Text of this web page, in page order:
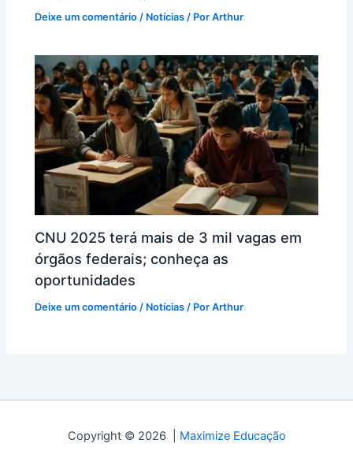
Deixe um comentário / Notícias / PorArthur
CNU 2025 terá mais de 3 mil vagas em
órgãos federais; conheça as
oportunidades
Deixe um comentário / Notícias / PorArthur
Copyright © 2026 | Maximize Educação